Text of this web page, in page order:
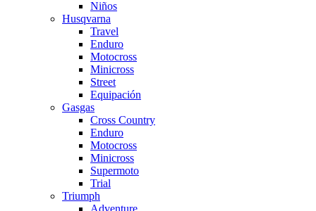
Niños
Husqvarna
Travel
Enduro
Motocross
Minicross
Street
Equipación
Gasgas
Cross Country
Enduro
Motocross
Minicross
Supermoto
Trial
Triumph
Adventure